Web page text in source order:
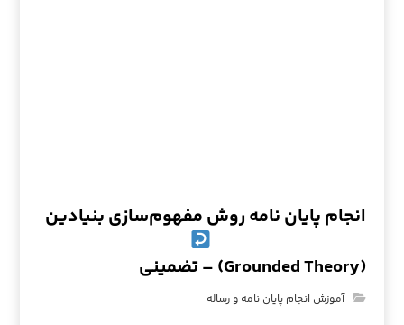
انجام پایان نامه روش مفهوم‌سازی بنیادین
(Grounded Theory) – تضمینی
آموزش انجام پایان نامه و رساله